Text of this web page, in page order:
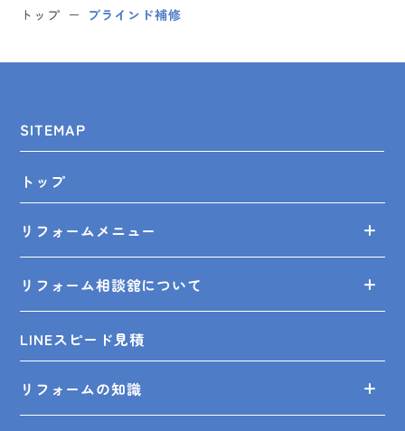
トップ ブラインド補修
SITEMAP
トップ
リフォームメニュー
リフォーム相談舘について
LINEスピード見積
リフォームの知識